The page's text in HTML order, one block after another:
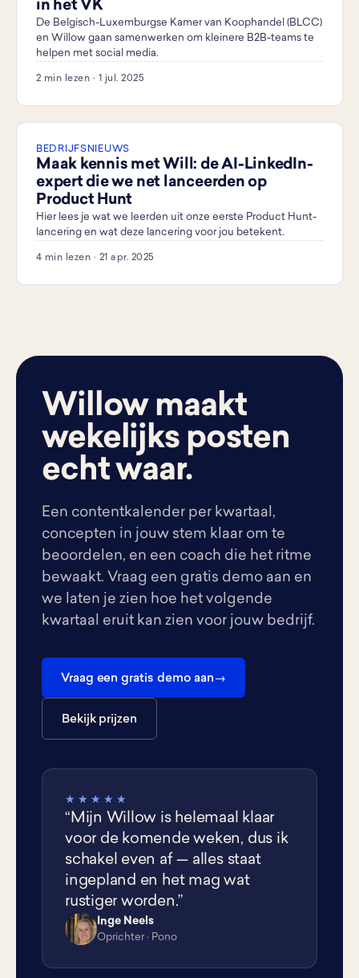
in het VK
De Belgisch-Luxemburgse Kamer van Koophandel (BLCC)
en Willow gaan samenwerken om kleinere B2B-teams te
helpen met social media.
2 min lezen · 1 jul. 2025
BEDRIJFSNIEUWS
Maak kennis met Will: de AI-LinkedIn-
expert die we net lanceerden op
Product Hunt
Hier lees je wat we leerden uit onze eerste Product Hunt-
lancering en wat deze lancering voor jou betekent.
4 min lezen · 21 apr. 2025
Willow maakt
wekelijks posten
echt waar.
Een contentkalender per kwartaal,
concepten in jouw stem klaar om te
beoordelen, en een coach die het ritme
bewaakt. Vraag een gratis demo aan en
we laten je zien hoe het volgende
kwartaal eruit kan zien voor jouw bedrijf.
Vraag een gratis demo aan
Bekijk prijzen
★★★★★
“Mijn Willow is helemaal klaar
voor de komende weken, dus ik
schakel even af — alles staat
ingepland en het mag wat
rustiger worden.”
IN
Inge Neels
Oprichter · Pono